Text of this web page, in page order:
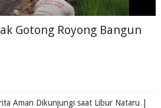
Gotong Royong Bangun
Aman Dikunjungi saat Libur Nataru |